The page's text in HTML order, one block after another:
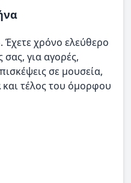
Έχετε χρόνο ελεύθερο
για αγορές,
σε μουσεία,
και τέλος του όμορφου